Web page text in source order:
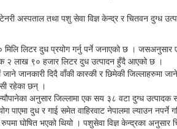
अस्पताल तथा पशु सेवा विज्ञ केन्द्र र चितवन दुग्ध
लिटर दुध प्रयोग गर्नु पर्ने जनाएको छ । जसअनुसार
२ लाख ९० हजार लिटर दुध उत्पादन हुँदै आएको छ ।
जानकारी दिदै वाँकी कास्की र छिमेकी
रहेका छन् ।
अनुसार जिल्लामा एक सय ३८ वटा दुग्ध
दुध र गाई समेत वाहिरवाट नेपालमा ल्याउन नपर्ने
घोषित भएको थियो । पशुसेवा विज्ञ केन्द्रका अनुसार